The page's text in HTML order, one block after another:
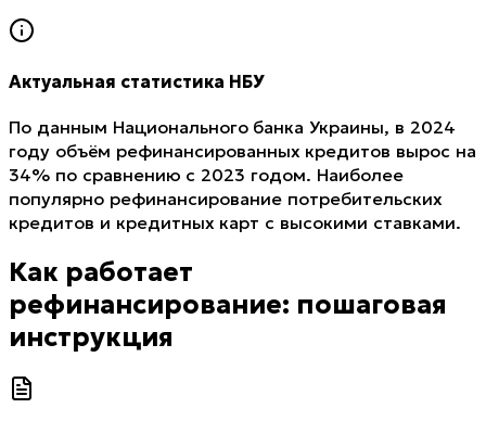
Актуальная статистика НБУ
По данным Национального банка Украины, в 2024
году объём рефинансированных кредитов вырос на
34% по сравнению с 2023 годом. Наиболее
популярно рефинансирование потребительских
кредитов и кредитных карт с высокими ставками.
Как работает
рефинансирование: пошаговая
инструкция